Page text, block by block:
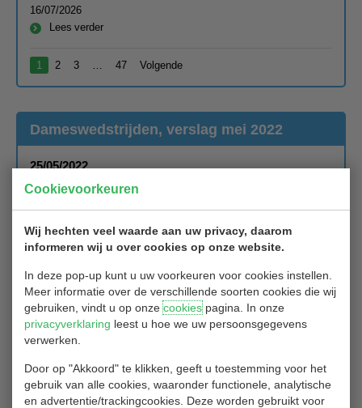
Cookievoorkeuren
Wij hechten veel waarde aan uw privacy, daarom
informeren wij u over cookies op onze website.
In deze pop-up kunt u uw voorkeuren voor cookies instellen.
Meer informatie over de verschillende soorten cookies die wij
gebruiken, vindt u op onzecookiespagina. In onze
privacyverklaring leest u hoe we uw persoonsgegevens
verwerken.
Door op "Akkoord" te klikken, geeft u toestemming voor het
gebruik van alle cookies, waaronder functionele, analytische
en advertentie/trackingcookies. Deze worden gebruikt voor
16/07/2026
Lees verder
1 2 3 47 Volgende
Dameswedstrijden, verslag mei 2022
25/05/2022
Twee weken achter elkaar gingen de dames de baan in zonder
angst voor al te lage scores met een neerwaarts (of beter gezegd
opwaarts) resultaat voor hun handicap. Zij liepen hun ronde ‘just
for fun’.
Dinsdag 17 mei stond een Texas Scramble op het programma, in
teams van drie proberen de laagste score over 18 holes te
behalen. Wél met enkele restricties; iedere speler moet minimaal
5 keer afslaan en de speler van de gekozen bal doet even niet
mee bij de volgende slag. Elk jaar weer is iedereen druk in de weer
Winnaars : Lannie Kempers, Jozé van Rooijen, Sandra van
Dongen: netto 60 Runners Up: Soemi Sukhraj, Nellie Hermans,